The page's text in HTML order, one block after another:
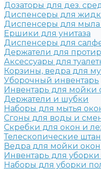
Дозаторы для дез.
Диспенсеры для
Диспенсеры для мыла
Ершики для унитаза
Диспенсеры для
Держатели для
Аксессуары для
Корзины, ведра для
Уборочный инвентарь
Инвентарь для мойки
Держатели и шубки
Наборы для мытья
Сгоны для воды и
Скребки для окон и
Телескопические
Ведра для мойки окон
Инвентарь для уборки
Наборы для уборки